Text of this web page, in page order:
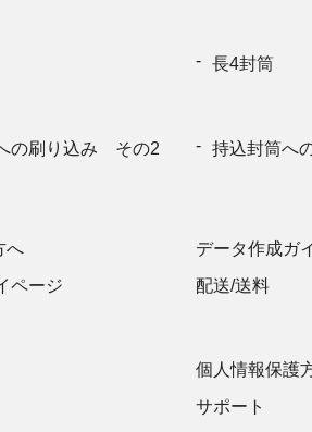
長4封筒
の刷り込み その2 持込封筒へ
へ データ作成ガ
ページ 配送/送料
個人情報保護
サポート